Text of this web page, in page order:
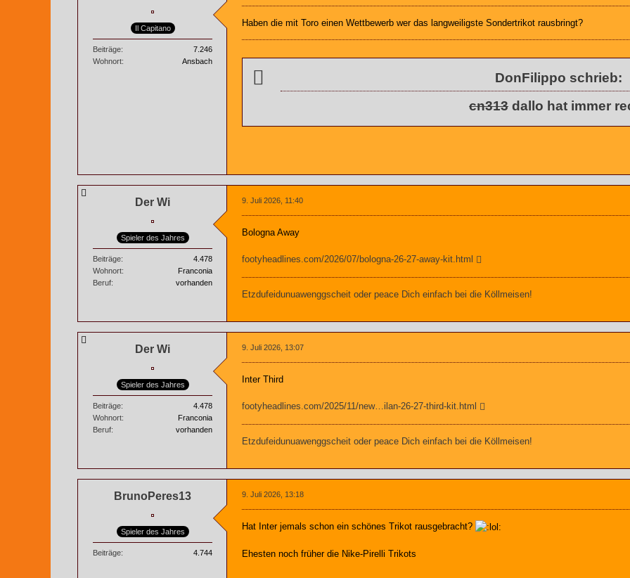
Il Capitano
Beiträge
7.246
Wohnort
Ansbach
Haben die mit Toro einen Wettbewerb wer das langweiligste Sondertrikot rausbringt?
DonFilippo schrieb:
cn313 dallo hat immer
Der Wi
Spieler des Jahres
Beiträge
4.478
Wohnort
Franconia
Beruf
vorhanden
9. Juli 2026, 11:40
Bologna Away
footyheadlines.com/2026/07/bologna-26-27-away-kit.html
Etzdufeidunuawenggscheit oder peace Dich einfach bei die Köllmeisen!
Der Wi
Spieler des Jahres
Beiträge
4.478
Wohnort
Franconia
Beruf
vorhanden
9. Juli 2026, 13:07
Inter Third
footyheadlines.com/2025/11/new…ilan-26-27-third-kit.html
Etzdufeidunuawenggscheit oder peace Dich einfach bei die Köllmeisen!
BrunoPeres13
Spieler des Jahres
Beiträge 4.744
9. Juli 2026, 13:18
Hat Inter jemals schon ein schönes Trikot rausgebracht?
Ehesten noch früher die Nike-Pirelli Trikots